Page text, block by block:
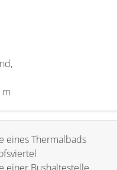
m
eines Thermalbads